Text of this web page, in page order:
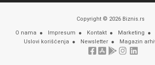
Copyright © 2026 Biznis.rs
O nama Impresum Kontakt Marketing
Uslovi korišćenja
Newsletter Magazin